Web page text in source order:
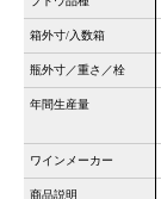
箱外寸/入数箱
瓶外寸／重さ／栓
年間生産量
ワインメーカー
商品説明